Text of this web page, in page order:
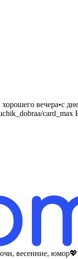
вечера•с
весенние,